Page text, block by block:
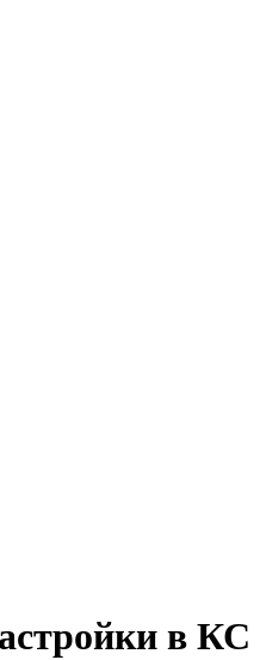
в КС